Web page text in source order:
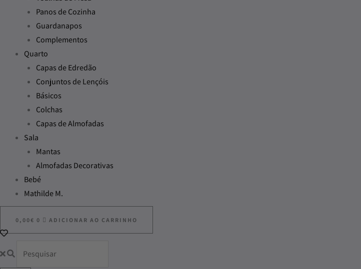
Panos de Cozinha
Guardanapos
Complementos
Quarto
Capas de Edredão
Conjuntos de Lençóis
Básicos
Colchas
Capas de Almofadas
Sala
Mantas
Almofadas Decorativas
Bebé
Mathilde M.
0,00€ 0 ADICIONAR AO CARRINHO